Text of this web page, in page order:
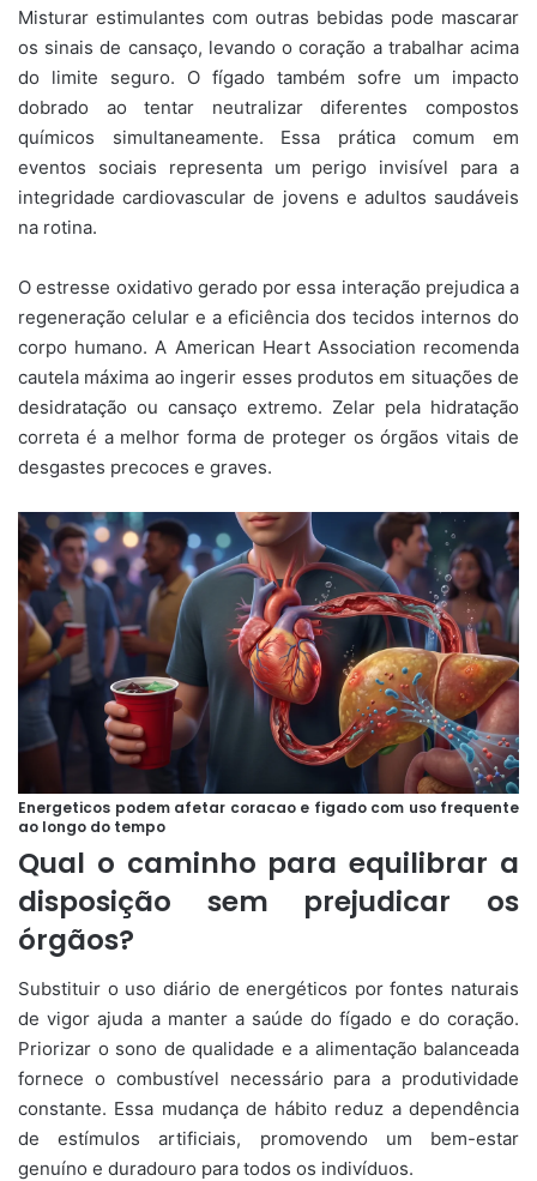
Misturar estimulantes com outras bebidas pode mascarar
os sinais de cansaço, levando o coração a trabalhar acima
do limite seguro. O fígado também sofre um impacto
dobrado ao tentar neutralizar diferentes compostos
químicos simultaneamente. Essa prática comum em
eventos sociais representa um perigo invisível para a
integridade cardiovascular de jovens e adultos saudáveis
na rotina.
O estresse oxidativo gerado por essa interação prejudica a
regeneração celular e a eficiência dos tecidos internos do
corpo humano. A American Heart Association recomenda
cautela máxima ao ingerir esses produtos em situações de
desidratação ou cansaço extremo. Zelar pela hidratação
correta é a melhor forma de proteger os órgãos vitais de
desgastes precoces e graves.
Energeticos podem afetar coracao e figado com uso frequente
ao longo do tempo
Qual o caminho para equilibrar a
disposição sem prejudicar os
órgãos?
Substituir o uso diário de energéticos por fontes naturais
de vigor ajuda a manter a saúde do fígado e do coração.
Priorizar o sono de qualidade e a alimentação balanceada
fornece o combustível necessário para a produtividade
constante. Essa mudança de hábito reduz a dependência
de estímulos artificiais, promovendo um bem-estar
genuíno e duradouro para todos os indivíduos.